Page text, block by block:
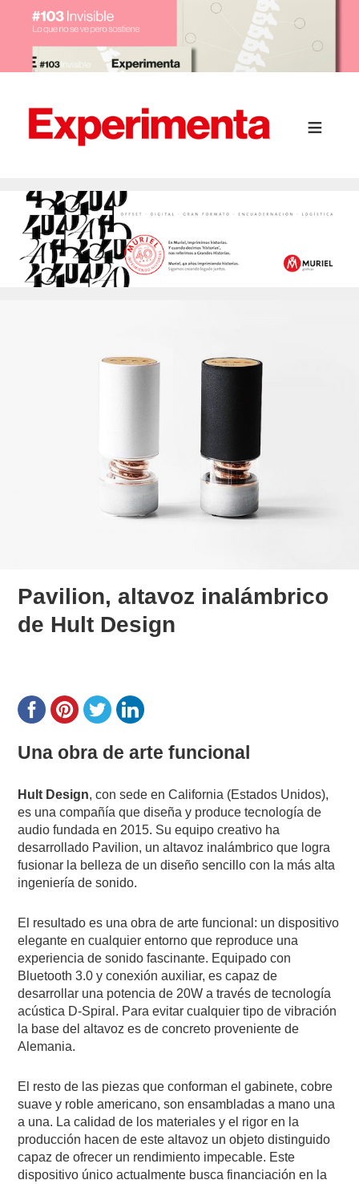
Pavilion, altavoz inalámbrico
de Hult Design
Una obra de arte funcional
Hult Design, con sede en California (Estados Unidos),
es una compañía que diseña y produce tecnología de
audio fundada en 2015. Su equipo creativo ha
desarrollado Pavilion, un altavoz inalámbrico que logra
fusionar la belleza de un diseño sencillo con la más alta
ingeniería de sonido.
El resultado es una obra de arte funcional: un dispositivo
elegante en cualquier entorno que reproduce una
experiencia de sonido fascinante. Equipado con
Bluetooth 3.0 y conexión auxiliar, es capaz de
desarrollar una potencia de 20W a través de tecnología
acústica D-Spiral. Para evitar cualquier tipo de vibración
la base del altavoz es de concreto proveniente de
Alemania.
El resto de las piezas que conforman el gabinete, cobre
suave y roble americano, son ensambladas a mano una
a una. La calidad de los materiales y el rigor en la
producción hacen de este altavoz un objeto distinguido
capaz de ofrecer un rendimiento impecable. Este
dispositivo único actualmente busca financiación en la